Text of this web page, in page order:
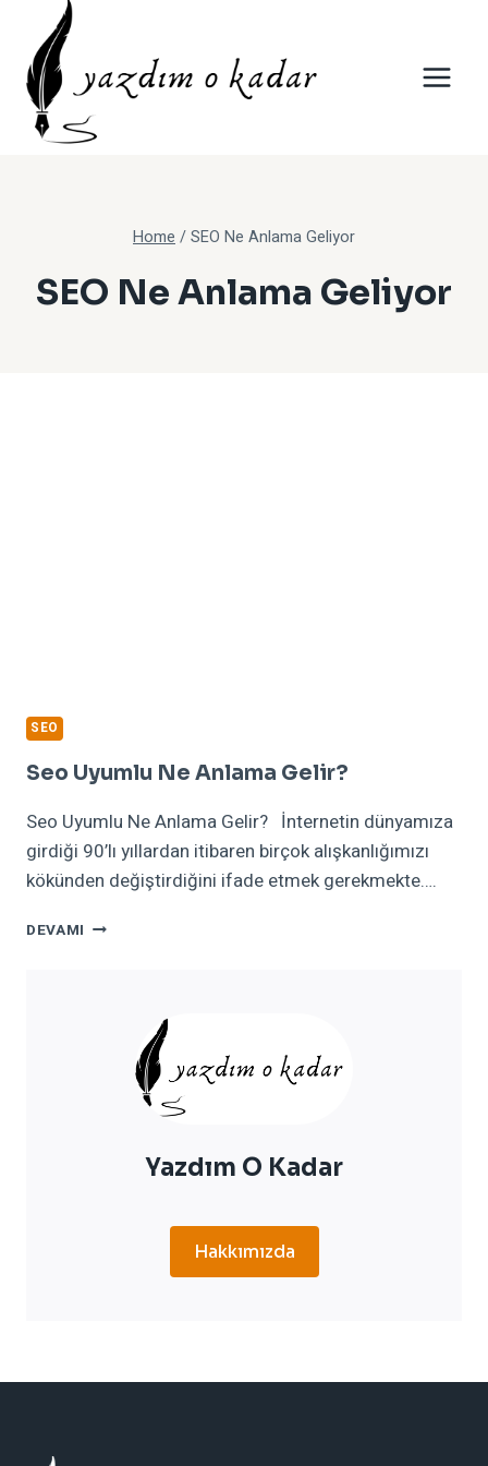
content
Home/SEO Ne Anlama Geliyor
SEO Ne Anlama Geliyor
SEO
Seo Uyumlu Ne Anlama Gelir?
Seo Uyumlu Ne Anlama Gelir? İnternetin dünyamıza
girdiği 90’lı yıllardan itibaren birçok alışkanlığımızı
kökünden değiştirdiğini ifade etmek gerekmekte….
DEVAMI SEO
Yazdım O Kadar
Hakkımızda